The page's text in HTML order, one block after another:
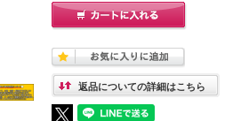
返品についての詳細はこちら